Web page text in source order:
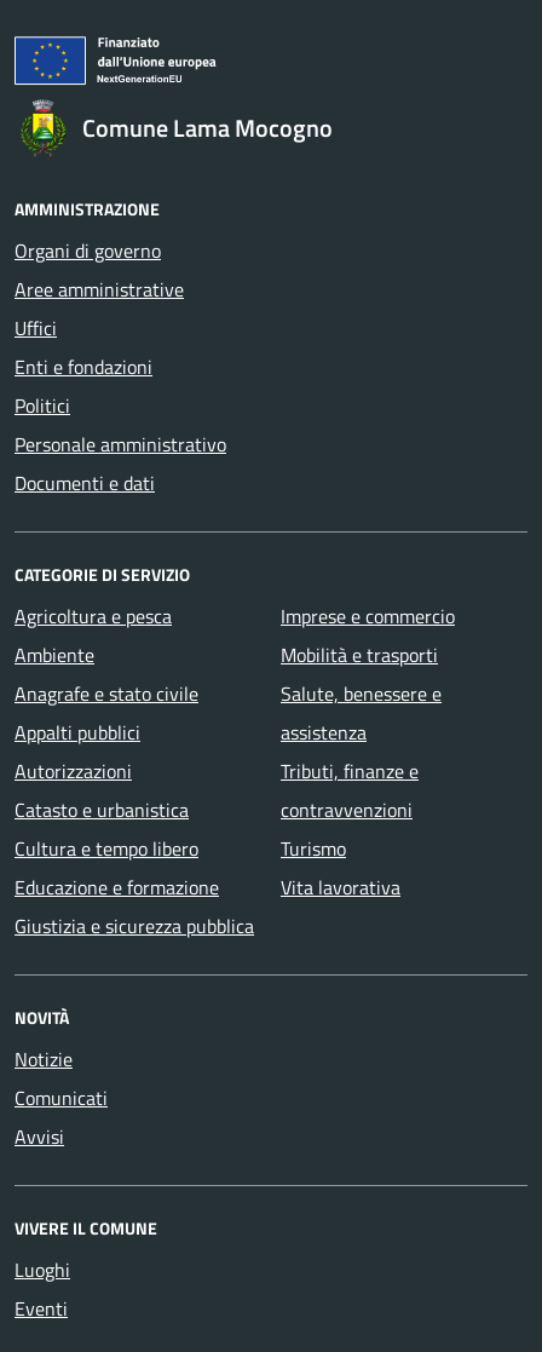
Comune Lama Mocogno
AMMINISTRAZIONE
Organi di governo
Aree amministrative
Uffici
Enti e fondazioni
Politici
Personale amministrativo
Documenti e dati
CATEGORIE DI SERVIZIO
Agricoltura e pesca
Ambiente
Anagrafe e stato civile
Appalti pubblici
Autorizzazioni
Catasto e urbanistica
Cultura e tempo libero
Educazione e formazione
Giustizia e sicurezza pubblica
Imprese e commercio
Mobilità e trasporti
Salute, benessere e
assistenza
Tributi, finanze e
contravvenzioni
Turismo
Vita lavorativa
NOVITÀ
Notizie
Comunicati
Avvisi
VIVERE IL COMUNE
Luoghi
Eventi